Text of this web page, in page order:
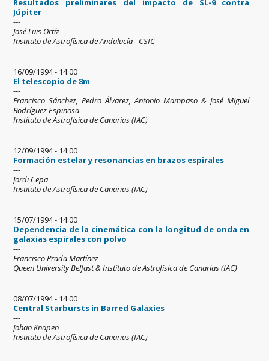
Resultados preliminares del impacto de SL-9 contra
Júpiter
---
José Luis Ortíz
Instituto de Astrofísica de Andalucía - CSIC
16/09/1994 - 14:00
El telescopio de 8m
---
Francisco Sánchez, Pedro Álvarez, Antonio Mampaso & José Miguel
Rodríguez Espinosa
Instituto de Astrofísica de Canarias (IAC)
12/09/1994 - 14:00
Formación estelar y resonancias en brazos espirales
---
Jordi Cepa
Instituto de Astrofísica de Canarias (IAC)
15/07/1994 - 14:00
Dependencia de la cinemática con la longitud de onda en
galaxias espirales con polvo
---
Francisco Prada Martínez
Queen University Belfast & Instituto de Astrofísica de Canarias (IAC)
08/07/1994 - 14:00
Central Starbursts in Barred Galaxies
---
Johan Knapen
Instituto de Astrofísica de Canarias (IAC)